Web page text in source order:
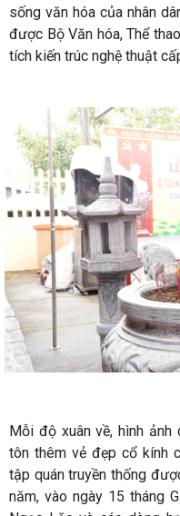
sống văn hóa của nhân
được Bộ Văn hóa, Thể
tích kiến trúc nghệ thuật
Mỗi độ xuân về, hình ảnh
tôn thêm vẻ đẹp cổ kính
tập quán truyền thống
năm, vào ngày 15 tháng